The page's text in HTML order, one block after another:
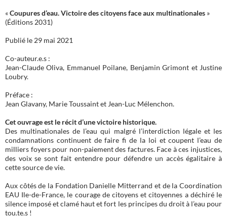
«Coupures d’eau. Victoire des citoyens face aux multinationales »
(Éditions 2031)
Publié le 29 mai 2021
Co-auteur.e.s :
Jean-Claude Oliva, Emmanuel Poilane, Benjamin Grimont et Justine
Loubry.
Préface :
Jean Glavany, Marie Toussaint et Jean-Luc Mélenchon.
Cet ouvrage est le récit d’une victoire historique.
Des multinationales de l’eau qui malgré l’interdiction légale et les
condamnations continuent de faire fi de la loi et coupent l’eau de
milliers foyers pour non-paiement des factures. Face à ces injustices,
des voix se sont fait entendre pour défendre un accès égalitaire à
cette source de vie.
Aux côtés de la Fondation Danielle Mitterrand et de la Coordination
EAU Ile-de-France, le courage de citoyens et citoyennes a déchiré le
silence imposé et clamé haut et fort les principes du droit à l’eau pour
tou.te.s !